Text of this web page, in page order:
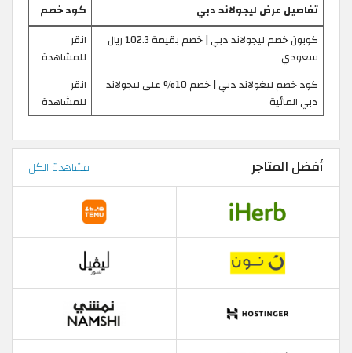
تفاصيل عرض ليجولاند دبي
كود خصم
كوبون خصم ليجولاند دبي | خصم بقيمة 102.3 ريال
سعودي
انقر
للمشاهدة
كود خصم ليغولاند دبي | خصم 10% على ليجولاند
دبي المائية
انقر
للمشاهدة
أفضل المتاجر مشاهدة الكل